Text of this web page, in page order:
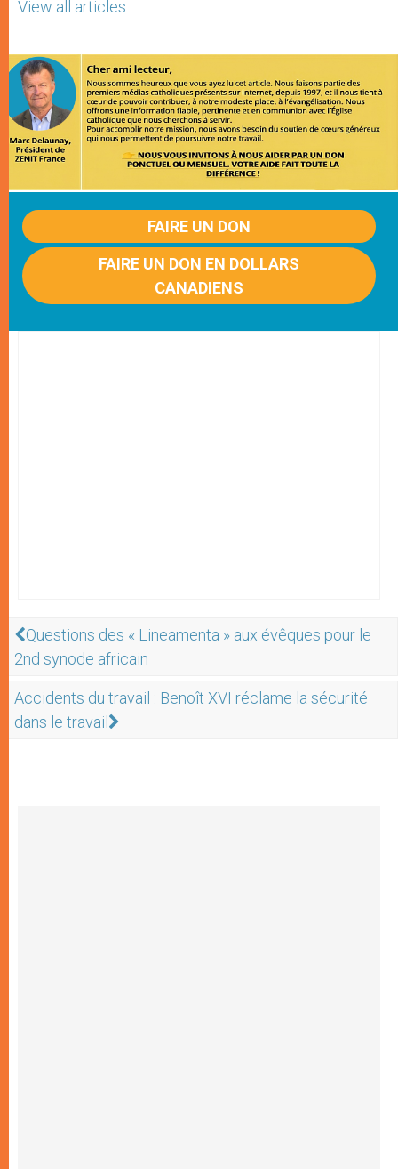
View all articles
FAIRE UN DON
FAIRE UN DON EN DOLLARS
CANADIENS
Questions des « Lineamenta » aux évêques pour le
2nd synode africain
Accidents du travail : Benoît XVI réclame la sécurité
dans le travail